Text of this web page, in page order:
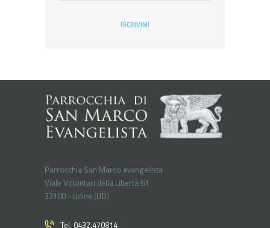
ISCRIVIMI
Parrocchia San Marco evangelista
Viale Volontari della Libertá 61
33100 - Udine (UD)
Tel. 0432.470814